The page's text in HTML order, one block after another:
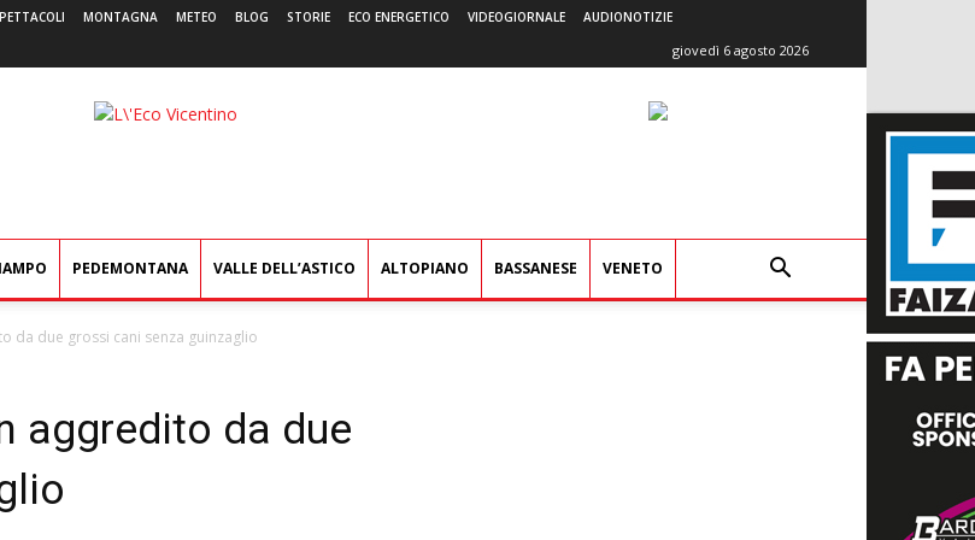
MONTAGNA METEO BLOG STORIE ECO ENERGETICO VIDEOGIORNALE AUDIONOTIZIE
giovedì 6 agosto 2026
L'Eco
PEDEMONTANA VALLE DELL’ASTICO ALTOPIANO BASSANESE VENETO
da due grossi cani senza guinzaglio
aggredito da due